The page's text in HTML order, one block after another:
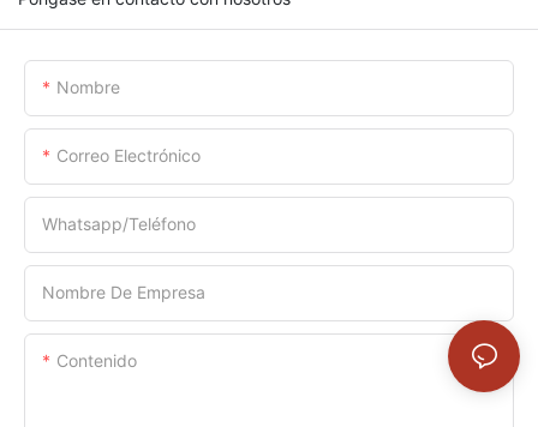
Nombre
Correo Electrónico
Whatsapp/Teléfono
Nombre De Empresa
Contenido